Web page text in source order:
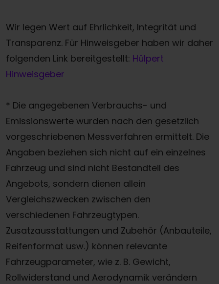
Wir legen Wert auf Ehrlichkeit, Integrität und
Transparenz. Für Hinweisgeber haben wir daher
folgenden Link bereitgestellt: Hülpert
Hinweisgeber
* Die angegebenen Verbrauchs- und
Emissionswerte wurden nach den gesetzlich
vorgeschriebenen Messverfahren ermittelt. Die
Angaben beziehen sich nicht auf ein einzelnes
Fahrzeug und sind nicht Bestandteil des
Angebots, sondern dienen allein
Vergleichszwecken zwischen den
verschiedenen Fahrzeugtypen.
Zusatzausstattungen und Zubehör (Anbauteile,
Reifenformat usw.) können relevante
Fahrzeugparameter, wie z. B. Gewicht,
Rollwiderstand und Aerodynamik verändern